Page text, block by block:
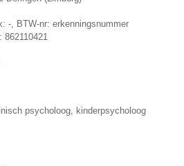
- , BTW-nr: erkenningsnummer
psycholoog, kinderpsycholoog